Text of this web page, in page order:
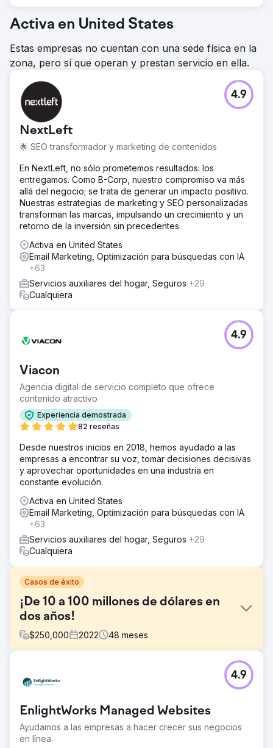
Activa en United States
Estas empresas no cuentan con una sede física en la
zona, pero sí que operan y prestan servicio en ella.
NextLeft
🌟 SEO transformador y marketing de contenidos
4.9
En NextLeft, no sólo prometemos resultados: los
entregamos. Como B-Corp, nuestro compromiso va más
allá del negocio; se trata de generar un impacto positivo.
Nuestras estrategias de marketing y SEO personalizadas
transforman las marcas, impulsando un crecimiento y un
retorno de la inversión sin precedentes.
Activa en United States
Email Marketing, Optimización para búsquedas con IA
+63
Servicios auxiliares del hogar, Seguros +29
Cualquiera
Viacon
Agencia digital de servicio completo que ofrece
contenido atractivo
Experiencia demostrada
82 reseñas
4.9
Desde nuestros inicios en 2018, hemos ayudado a las
empresas a encontrar su voz, tomar decisiones decisivas
y aprovechar oportunidades en una industria en
constante evolución.
Activa en United States
Email Marketing, Optimización para búsquedas con IA
+63
Servicios auxiliares del hogar, Seguros +29
Cualquiera
Casos de éxito
¡De 10 a 100 millones de dólares en
dos años!
$250,000 2022 48 meses
El cliente de Rothbright buscaba mejorar su huella digital
para impulsar el crecimiento y escalar su negocio.
limitadas. - Estrategias de marketing ineficaces. -
Visibilidad online insuficiente. - Operaciones de venta
manuales e ineficientes que dificultan la escalabilidad.
EnlightWorks Managed Websites
Ayudamos a las empresas a hacer crecer sus negocios
en línea.
4.9